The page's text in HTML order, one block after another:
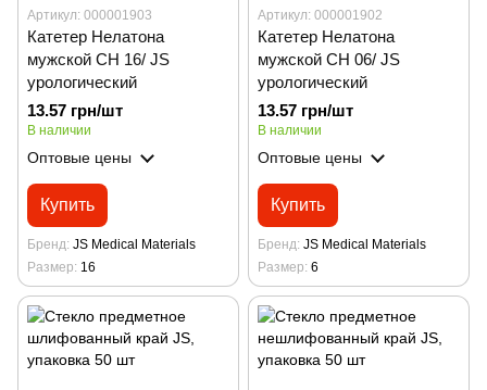
Артикул: 000001903
Катетер Нелатона
мужской CH 16/ JS
урологический
13.57 грн/шт
В наличии
Оптовые цены
Купить
Бренд JS Medical Materials
Размер 16
Артикул: 000001902
Катетер Нелатона
мужской CH 06/ JS
урологический
13.57 грн/шт
В наличии
Оптовые цены
Купить
Бренд JS Medical Materials
Размер 6